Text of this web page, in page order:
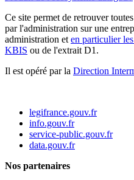
Ce site permet de retrouver
par l'administration sur une
administration et en particulier
KBIS ou de l'extrait D1.
Il est opéré par la Direction
legifrance.gouv.fr
info.gouv.fr
service-public.gouv.fr
data.gouv.fr
Nos partenaires